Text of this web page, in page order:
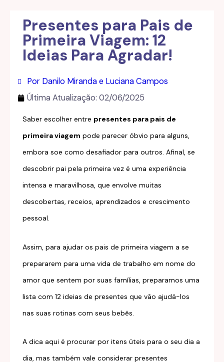
Presentes para Pais de
Primeira Viagem: 12
Ideias Para Agradar!
Por Danilo Miranda e Luciana Campos
Última Atualização: 02/06/2025
Saber escolher entre presentes para pais de
primeira viagem pode parecer óbvio para alguns,
embora soe como desafiador para outros. Afinal, se
descobrir pai pela primeira vez é uma experiência
intensa e maravilhosa, que envolve muitas
descobertas, receios, aprendizados e crescimento
pessoal.
Assim, para ajudar os pais de primeira viagem a se
prepararem para uma vida de trabalho em nome do
amor que sentem por suas famílias, preparamos uma
lista com 12 ideias de presentes que vão ajudá-los
nas suas rotinas com seus bebês.
A dica aqui é procurar por itens úteis para o seu dia a
dia, mas também vale considerar presentes